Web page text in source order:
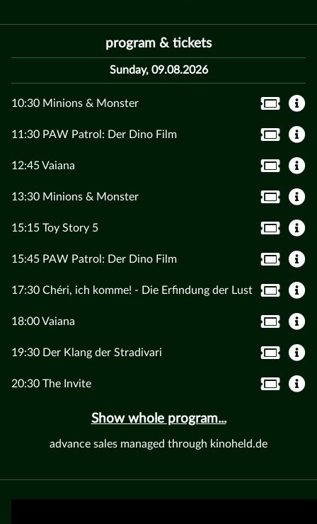
program & tickets
Sunday, 09.08.2026
10:30 Minions & Monster
11:30 PAW Patrol: Der Dino Film
12:45 Vaiana
13:30 Minions & Monster
15:15 Toy Story 5
15:45 PAW Patrol: Der Dino Film
17:30 Chéri, ich komme! - Die Erfindung der Lust
18:00 Vaiana
19:30 Der Klang der Stradivari
20:30 The Invite
Show whole program...
advance sales managed through kinoheld.de